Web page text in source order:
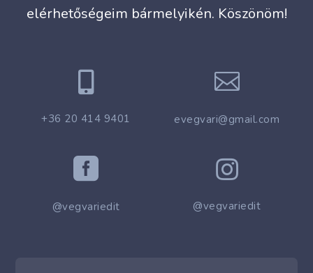
elérhetőségeim bármelyikén. Köszönöm!

+36 20 414 9401

evegvari@gmail.com

@vegvariedit

@vegvariedit